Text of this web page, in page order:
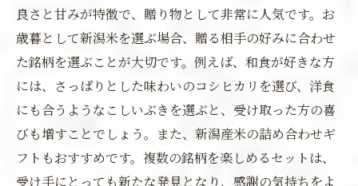
良さと甘みが特徴で、贈り物として非常に人気です。お
歳暮として新潟米を選ぶ場合、贈る相手の好みに合わせ
た銘柄を選ぶことが大切です。例えば、和食が好きな方
には、さっぱりとした味わいのコシヒカリを選び、洋食
にも合うようなこしいぶきを選ぶと、受け取った方の喜
びも増すことでしょう。また、新潟産米の詰め合わせギ
フトもおすすめです。複数の銘柄を楽しめるセットは、
受け手にとっても新たな発見となり、感謝の気持ちをよ